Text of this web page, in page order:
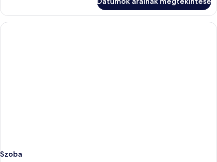
Szoba